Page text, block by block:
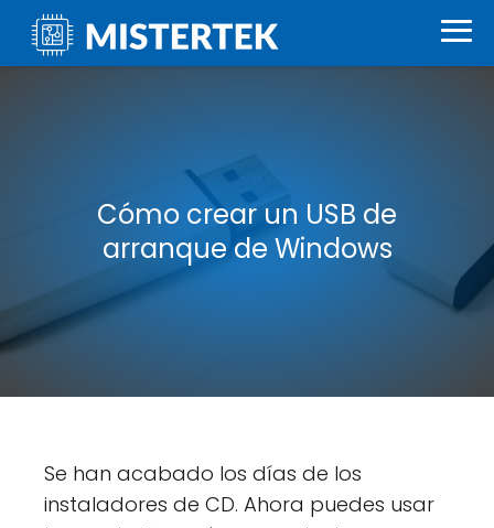
Cómo crear un USB de
arranque de Windows
Se han acabado los días de los
instaladores de CD. Ahora puedes usar